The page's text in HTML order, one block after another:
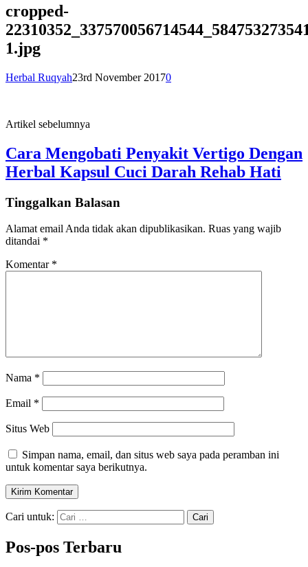
cropped-
1.jpg
Herbal Ruqyah23rd November 20170
Artikel sebelumnya
Cara Mengobati Penyakit Vertigo Dengan
Herbal Kapsul Cuci Darah Rehab Hati
Tinggalkan Balasan
Alamat email Anda tidak akan dipublikasikan. Ruas yang wajib
ditandai *
Komentar *
Nama *
Email *
Situs Web
Simpan nama, email, dan situs web saya pada peramban ini
untuk komentar saya berikutnya.
Cari untuk:
Pos-pos Terbaru